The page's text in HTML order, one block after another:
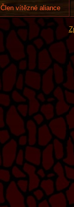
Člen vítězné aliance